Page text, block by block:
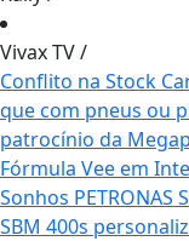
Vivax TV/
Conflito na Stock
que com pneus ou
patrocínio da
Fórmula Vee em
Sonhos
SBM 400s